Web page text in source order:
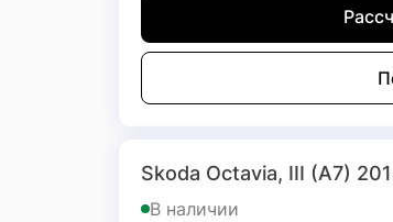
Skoda Octavia, III (A7)
В наличии